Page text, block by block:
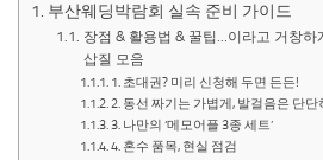
부산웨딩박람회 실속 준비 가이드
장점 & 활용법 & 꿀팁…이라고 거창하
삽질 모음
1. 초대권? 미리 신청해 두면 든든!
2. 동선 짜기는 가볍게, 발걸음은 단단
3. 나만의 ‘메모어플 3종 세트’
4. 혼수 품목, 현실 점검